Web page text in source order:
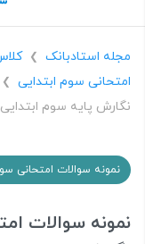
مجله استادبانک ❯
امتحانی سوم ابتدایی
❯
نگارش پایه سوم ابتدایی
نمونه سوالات امتحانی
نمونه سوالات